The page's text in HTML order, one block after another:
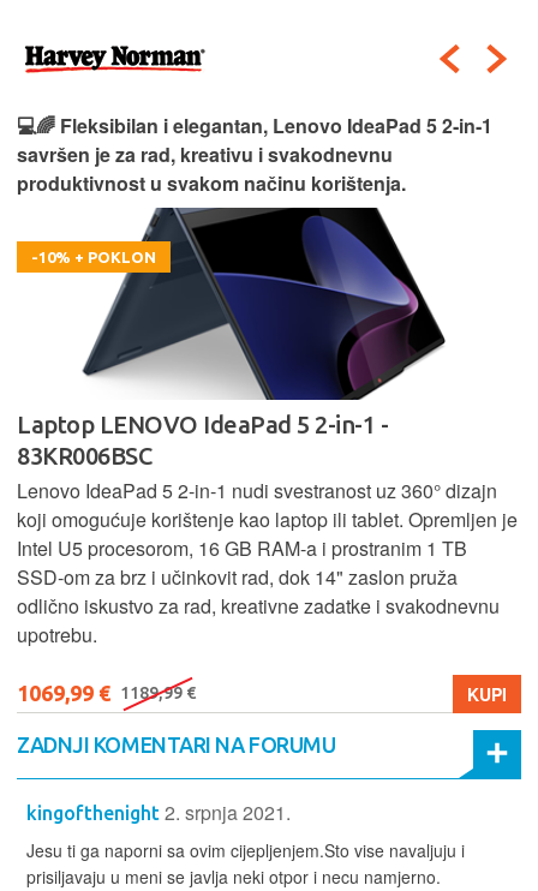
💻🌈 Fleksibilan i elegantan, Lenovo IdeaPad 5 2‑in‑1
savršen je za rad, kreativu i svakodnevnu
produktivnost u svakom načinu korištenja.
-10% + POKLON
Laptop LENOVO IdeaPad 5 2-in-1 -
83KR006BSC
Lenovo IdeaPad 5 2‑in‑1 nudi svestranost uz 360° dizajn
koji omogućuje korištenje kao laptop ili tablet. Opremljen je
Intel U5 procesorom, 16 GB RAM-a i prostranim 1 TB
SSD‑om za brz i učinkovit rad, dok 14" zaslon pruža
odlično iskustvo za rad, kreativne zadatke i svakodnevnu
upotrebu.
1069,99 € 1189,99 € KUPI
ZADNJI KOMENTARI NA FORUMU
kingofthenight 2. srpnja 2021.
Jesu ti ga naporni sa ovim cijepljenjem.Sto vise navaljuju i
prisiljavaju u meni se javlja neki otpor i necu namjerno.